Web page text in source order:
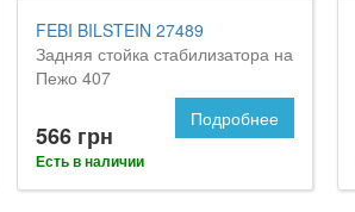
FEBI BILSTEIN 27489
Задняя стойка стабилизатора на
Пежо 407
566 грн
Есть в наличии
Подробнее